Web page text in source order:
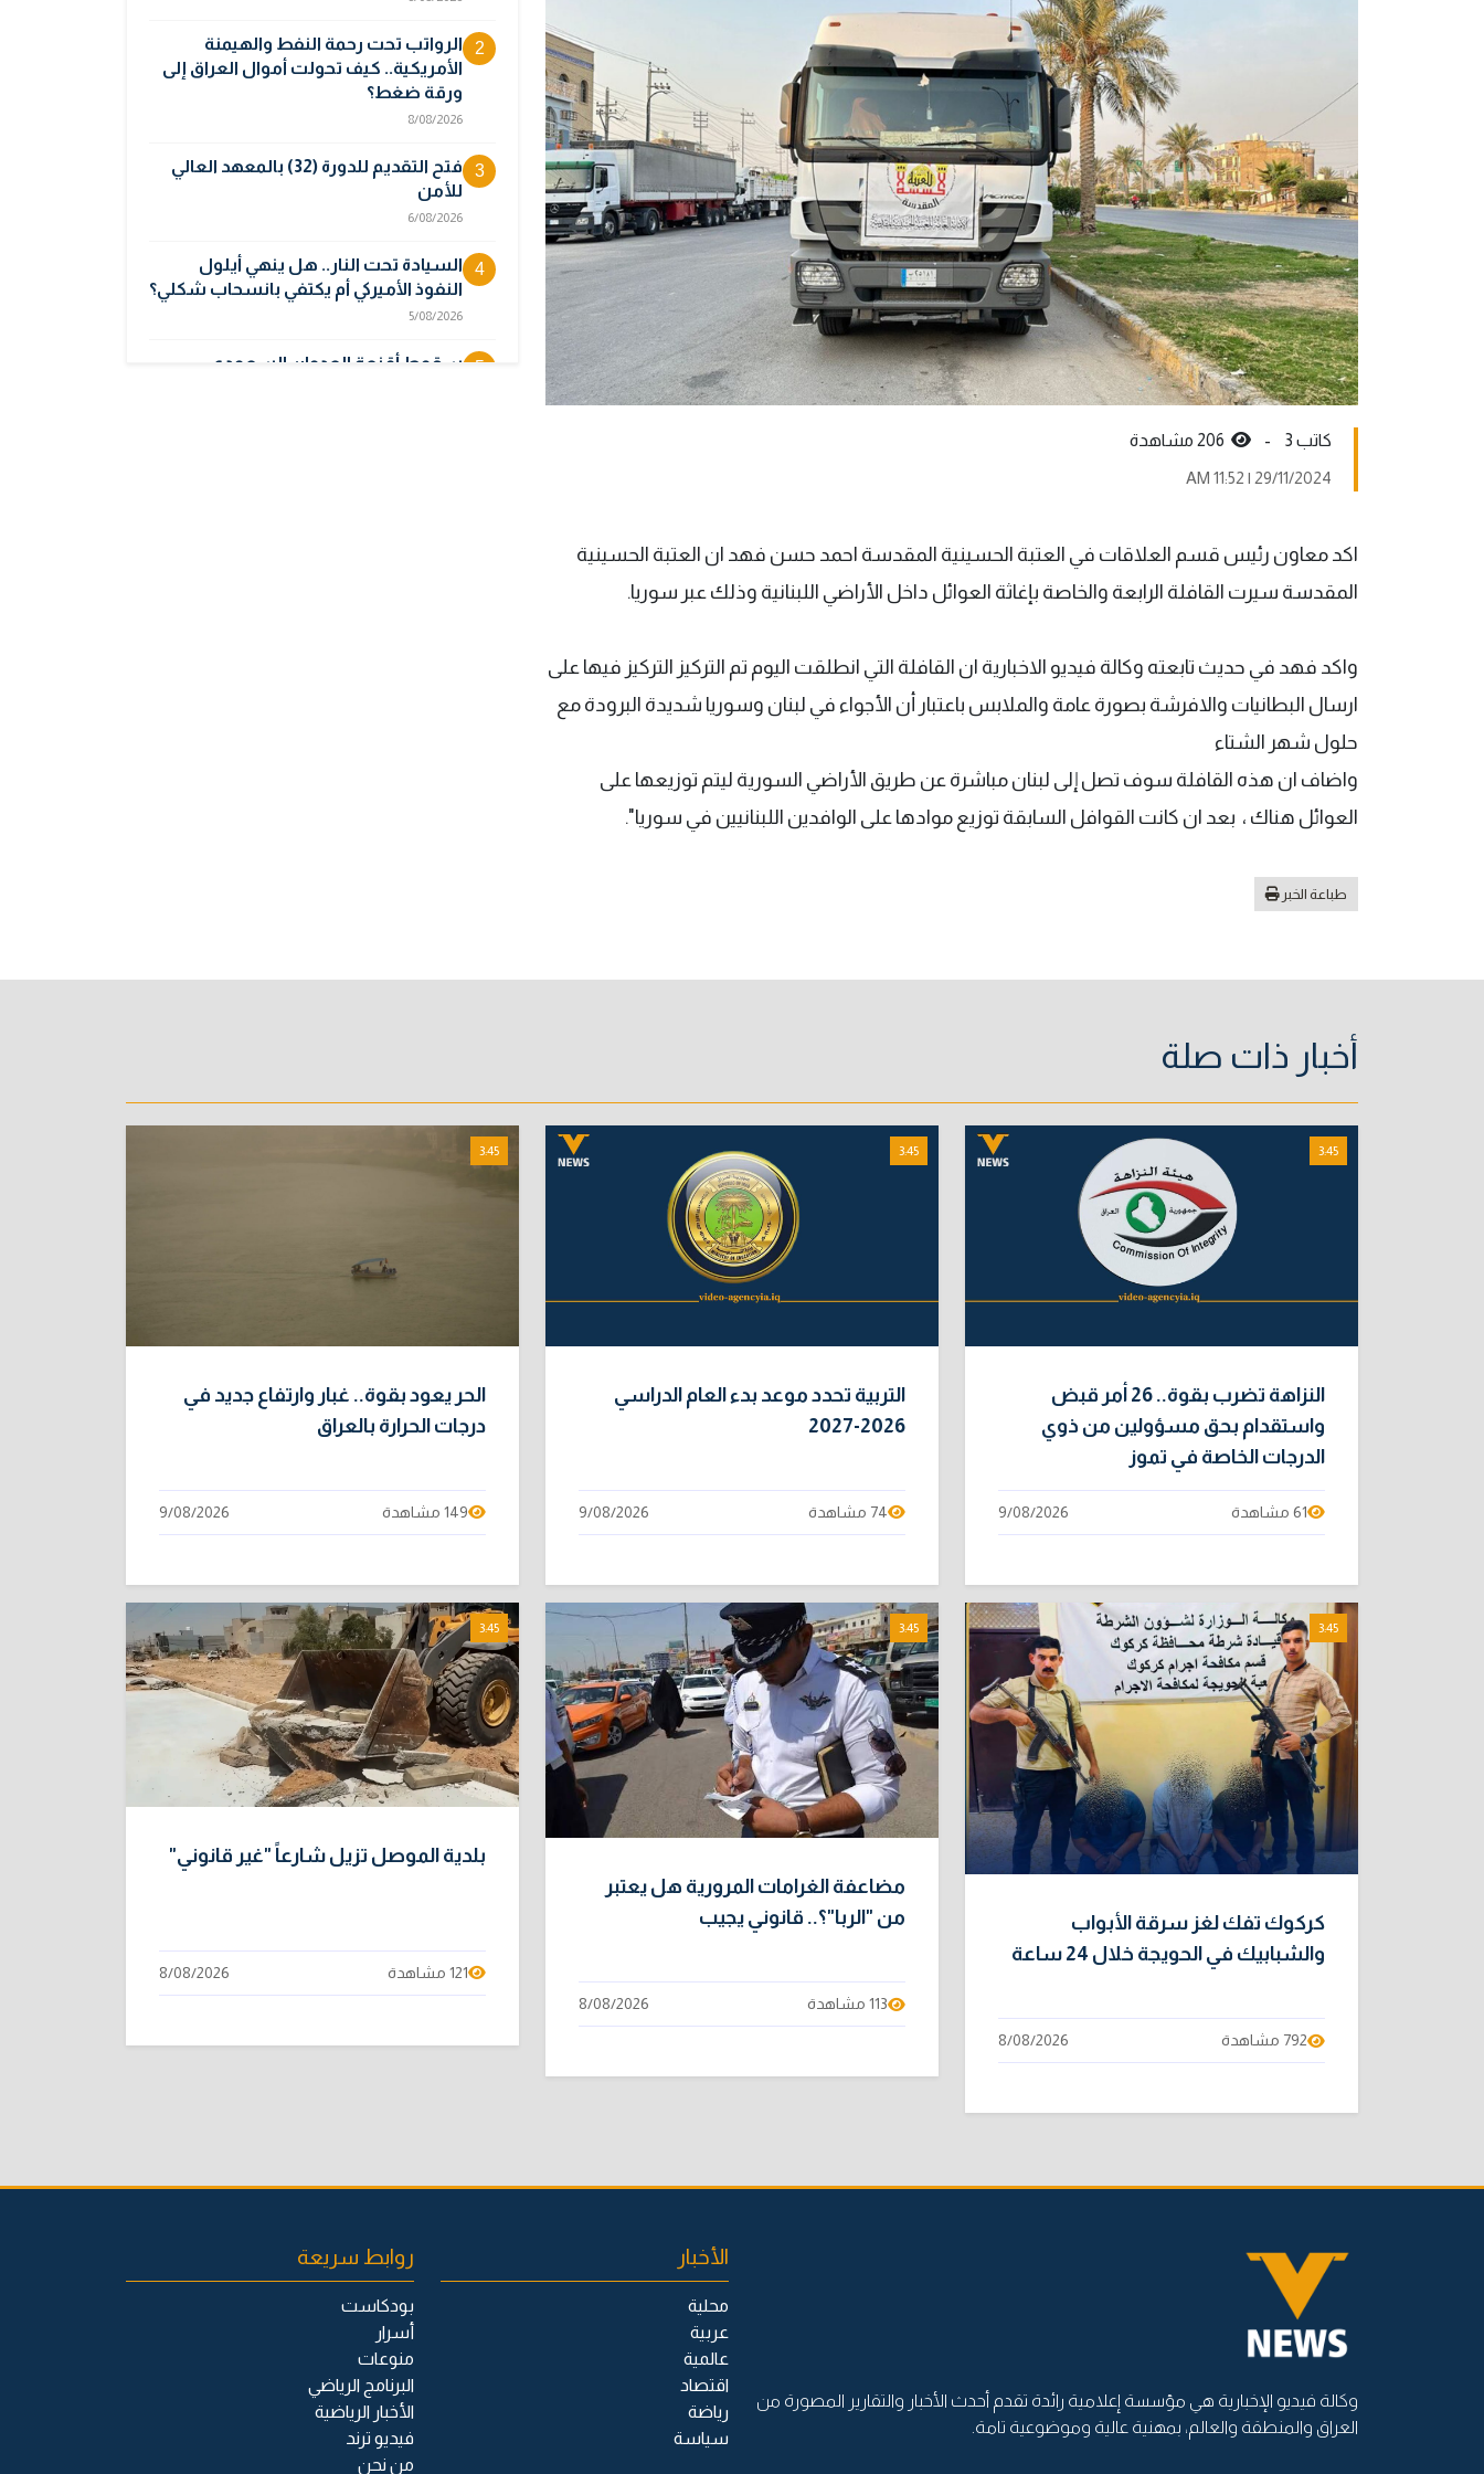
كاتب 3 -
29/11/2024 | 11:52 AM
اكد معاون رئيس قسم العلاقات في العتبة الحسينية المقدسة احمد حسن فهد ان العتبة الحسينية
المقدسة سيرت القافلة الرابعة والخاصة بإغاثة العوائل داخل الأراضي اللبنانية وذلك عبر سوريا.
واكد فهد في حديث تابعته وكالة فيديو الاخبارية ان القافلة التي انطلقت اليوم تم التركيز التركيز فيها على
ارسال البطانيات والافرشة بصورة عامة والملابس باعتبار أن الأجواء في لبنان وسوريا شديدة البرودة مع
حلول شهر الشتاء
واضاف ان هذه القافلة سوف تصل إلى لبنان مباشرة عن طريق الأراضي السورية ليتم توزيعها على
العوائل هناك ، بعد ان كانت القوافل السابقة توزيع موادها على الوافدين اللبنانيين في سوريا".
طباعة الخبر
2
الرواتب تحت رحمة النفط والهيمنة
الأمريكية.. كيف تحولت أموال العراق إلى
ورقة ضغط؟
8/08/2026
3
فتح التقديم للدورة (32) بالمعهد العالي
للأمن
6/08/2026
4
السيادة تحت النار.. هل ينهي أيلول
النفوذ الأميركي أم يكتفي بانسحاب شكلي؟
5/08/2026
5
سقوط أقنعة العدوان السعودي..
أخبار ذات صلة
3:45
النزاهة تضرب بقوة.. 26 أمر قبض
واستقدام بحق مسؤولين من ذوي
الدرجات الخاصة في تموز
61 مشاهدة 9/08/2026
3:45
التربية تحدد موعد بدء العام الدراسي
2026-2027
74 مشاهدة 9/08/2026
3:45
الحر يعود بقوة.. غبار وارتفاع جديد في
درجات الحرارة بالعراق
149 مشاهدة 9/08/2026
3:45
كركوك تفك لغز سرقة الأبواب
والشبابيك في الحويجة خلال 24 ساعة
792 مشاهدة 8/08/2026
3:45
مضاعفة الغرامات المرورية هل يعتبر
من "الربا"؟.. قانوني يجيب
113 مشاهدة 8/08/2026
3:45
بلدية الموصل تزيل شارعاً "غير قانوني"
121 مشاهدة 8/08/2026
وكالة فيديو الإخبارية هي مؤسسة إعلامية رائدة تقدم أحدث الأخبار والتقارير المصورة من
العراق والمنطقة والعالم، بمهنية عالية وموضوعية تامة.
الأخبار
محلية
عربية
عالمية
اقتصاد
رياضة
سياسة
روابط سريعة
بودكاست
أسرار
منوعات
البرنامج الرياضي
الأخبار الرياضية
فيديو ترند
من نحن